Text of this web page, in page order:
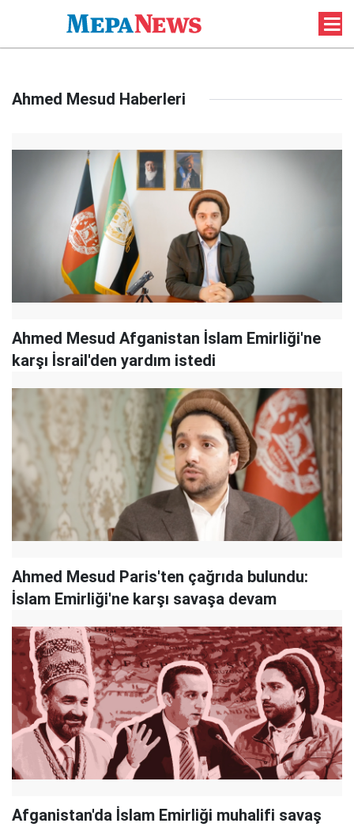
Ahmed Mesud Haberleri
Ahmed Mesud Afganistan İslam Emirliği'ne
karşı İsrail'den yardım istedi
Ahmed Mesud Paris'ten çağrıda bulundu:
İslam Emirliği'ne karşı savaşa devam
Afganistan'da İslam Emirliği muhalifi savaş